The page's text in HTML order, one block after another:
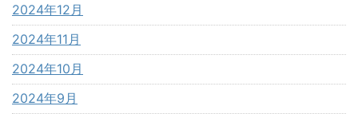
2024年12月
2024年11月
2024年10月
2024年9月